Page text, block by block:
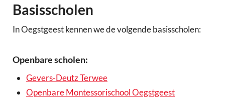
Basisscholen
In Oegstgeest kennen we de volgende basisscholen:
Openbare scholen:
Gevers-Deutz Terwee
Openbare Montessorischool Oegstgeest